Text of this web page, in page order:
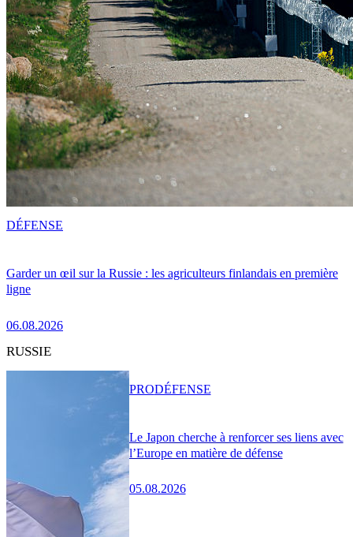
Garder un œil sur la Russie : les agriculteurs finlandais en première
ligne
06.08.2026
DÉFENSE
RUSSIE
Le Japon cherche à renforcer ses liens avec
l’Europe en matière de défense
05.08.2026
PRODÉFENSE